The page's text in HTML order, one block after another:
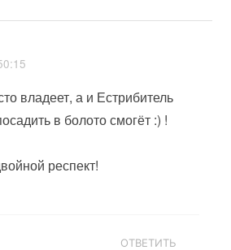
владеет, а и Естрибитель
в болото смогёт :) !
респект!
ОТВЕТИТЬ